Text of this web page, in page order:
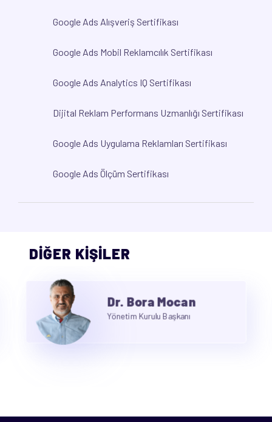
Google Ads Alışveriş Sertifikası
Google Ads Mobil Reklamcılık Sertifikası
Google Ads Analytics IQ Sertifikası
Dijital Reklam Performans Uzmanlığı Sertifikası
Google Ads Uygulama Reklamları Sertifikası
Google Ads Ölçüm Sertifikası
DİĞER KİŞİLER
Dr. Bora Mocan
Yönetim Kurulu Başkanı